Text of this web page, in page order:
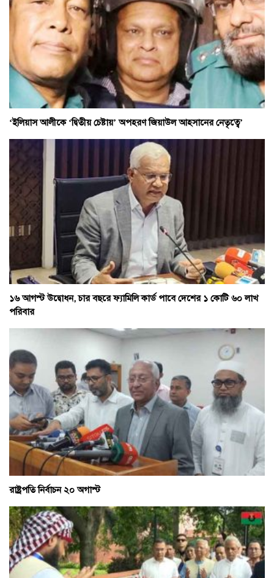
‘ইলিয়াস আলীকে ‘দ্বিতীয় চেষ্টায়’ অপহরণ জিয়াউল আহসানের নেতৃত্বে’
১৬ আগস্ট উদ্বোধন, চার বছরে ফ্যামিলি কার্ড পাবে দেশের ১ কোটি ৬০ লাখ
পরিবার
রাষ্ট্রপতি নির্বাচন ২০ অগাস্ট